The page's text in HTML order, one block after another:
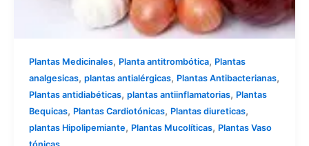
Plantas Medicinales, Planta antitrombótica, Plantas
analgesicas, plantas antialérgicas, Plantas Antibacterianas,
Plantas antidiabéticas, plantas antiinflamatorias, Plantas
Bequicas, Plantas Cardiotónicas, Plantas diureticas,
plantas Hipolipemiante, Plantas Mucolíticas, Plantas Vaso